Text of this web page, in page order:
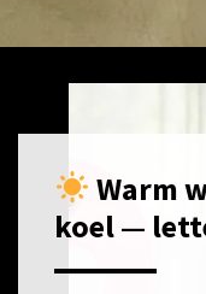
POSTED
ON
28
MEI
2026
Warm
koel —